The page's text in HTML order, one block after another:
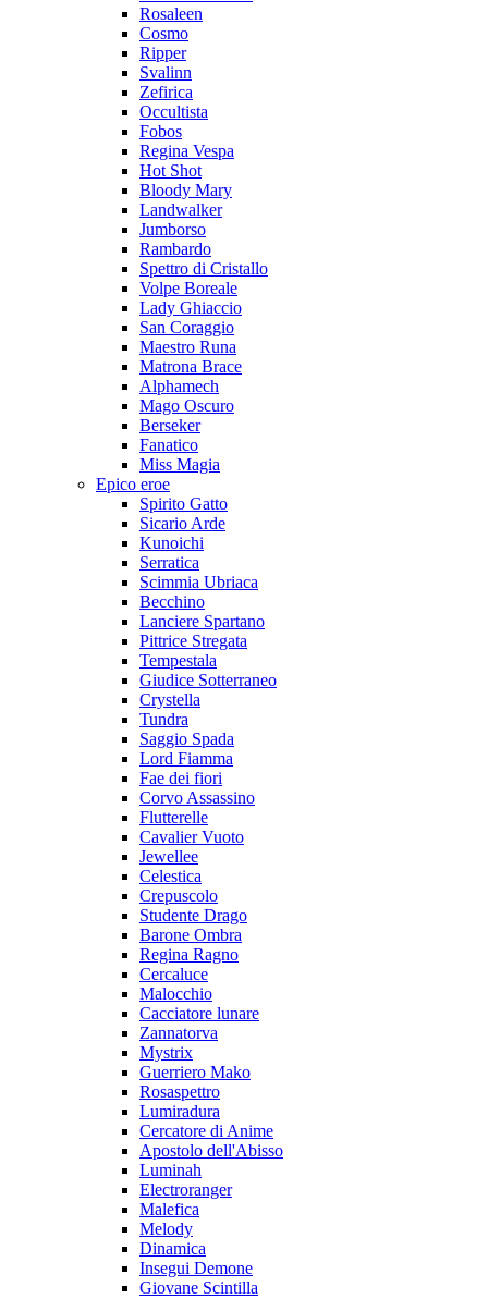
Rosaleen
Cosmo
Ripper
Svalinn
Zefirica
Occultista
Fobos
Regina Vespa
Hot Shot
Bloody Mary
Landwalker
Jumborso
Rambardo
Spettro di Cristallo
Volpe Boreale
Lady Ghiaccio
San Coraggio
Maestro Runa
Matrona Brace
Alphamech
Mago Oscuro
Berseker
Fanatico
Miss Magia
Epico eroe
Spirito Gatto
Sicario Arde
Kunoichi
Serratica
Scimmia Ubriaca
Becchino
Lanciere Spartano
Pittrice Stregata
Tempestala
Giudice Sotterraneo
Crystella
Tundra
Saggio Spada
Lord Fiamma
Fae dei fiori
Corvo Assassino
Flutterelle
Cavalier Vuoto
Jewellee
Celestica
Crepuscolo
Studente Drago
Barone Ombra
Regina Ragno
Cercaluce
Malocchio
Cacciatore lunare
Zannatorva
Mystrix
Guerriero Mako
Rosaspettro
Lumiradura
Cercatore di Anime
Apostolo dell'Abisso
Luminah
Electroranger
Malefica
Melody
Dinamica
Insegui Demone
Giovane Scintilla